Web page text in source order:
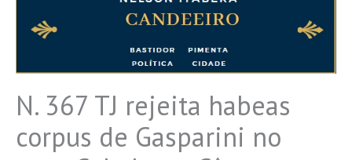
N. 367 TJ rejeita habeas
corpus de Gasparini no